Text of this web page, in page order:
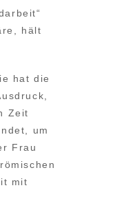
hält
hat die
Zeit
um
Frau
mit